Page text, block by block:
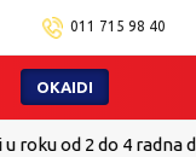
011 715 98 40
OKAIDI
radna dana! Pogledaj